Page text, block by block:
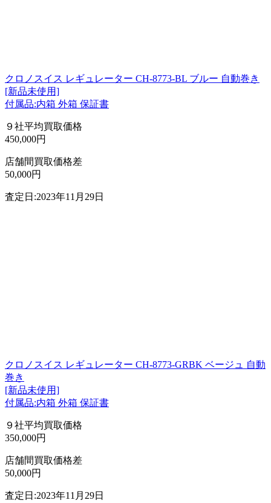
クロノスイス レギュレーター CH-8773-BL ブルー 自動巻き
[新品未使用]
付属品:内箱 外箱 保証書
９社平均買取価格
450,000円
店舗間買取価格差
50,000円
査定日:2023年11月29日
クロノスイス レギュレーター CH-8773-GRBK ベージュ 自動
巻き
[新品未使用]
付属品:内箱 外箱 保証書
９社平均買取価格
350,000円
店舗間買取価格差
50,000円
査定日:2023年11月29日